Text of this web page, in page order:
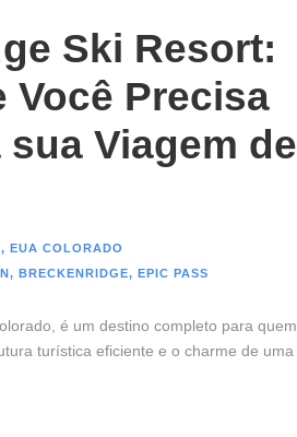
Ski Resort:
Você Precisa
Viagem de
, EUA COLORADO
, BRECKENRIDGE, EPIC PASS
é um destino completo para quem
turística eficiente e o charme de uma